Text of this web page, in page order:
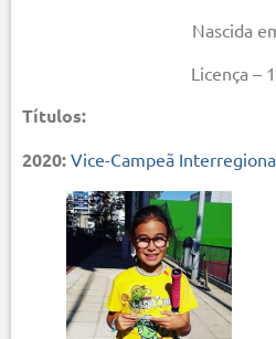
Nascida
Licença –
Títulos:
2020: Vice-Campeã